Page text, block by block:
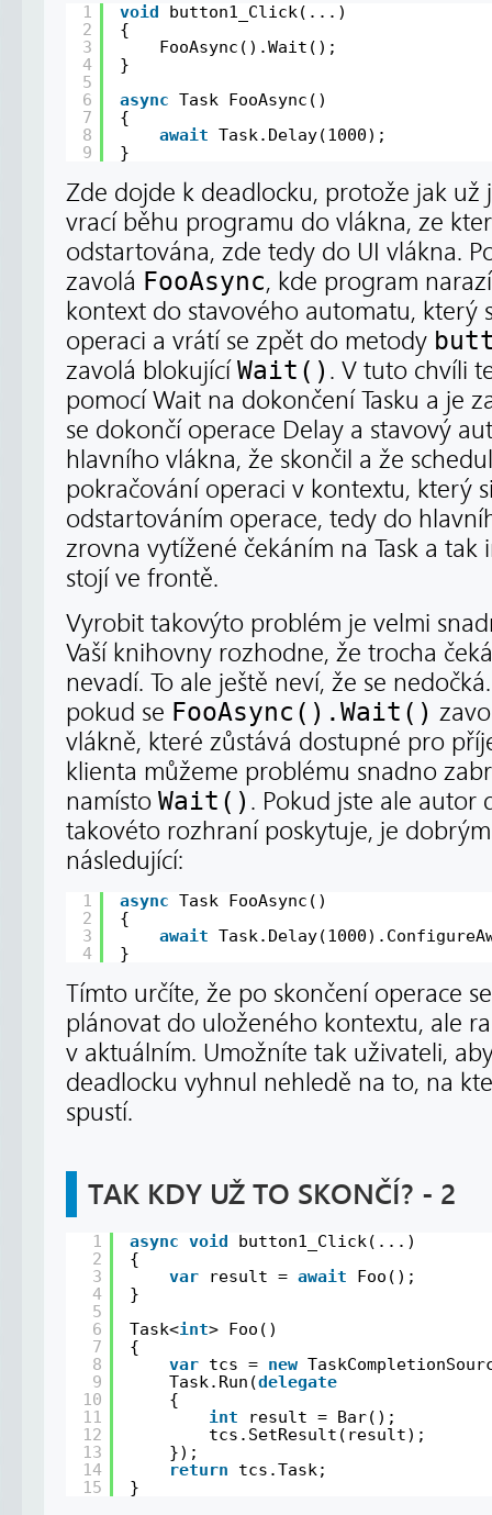
1
2
3
4
5
6
7
8
9
void
button1_Click(...)
{
FooAsync().Wait();
}
async Task FooAsync()
{
await Task.Delay(1000);
}
Zde dojde k deadlocku, protože jak už
vrací běhu programu do vlákna, ze
odstartována, zde tedy do UI vlákna.
zavolá FooAsync, kde program
kontext do stavového automatu, který
operaci a vrátí se zpět do metody
zavolá blokujícíWait() . V tuto chvíli
pomocí Wait na dokončení Tasku a je
se dokončí operace Delay a stavový
hlavního vlákna, že skončil a že
pokračování operaci v kontextu, který
odstartováním operace, tedy do
zrovna vytížené čekáním na Task a
stojí ve frontě.
Vyrobit takovýto problém je velmi
Vaší knihovny rozhodne, že trocha
nevadí. To ale ještě neví, že se
pokud se FooAsync().Wait()
vlákně, které zůstává dostupné pro
klienta můžeme problému snadno
namísto Wait() . Pokud jste ale autor
takovéto rozhraní poskytuje, je
následující:
1
2
3
4
async Task FooAsync()
{
await
}
Tímto určíte, že po skončení operace
plánovat do uloženého kontextu, ale
v aktuálním. Umožníte tak uživateli,
deadlocku vyhnul nehledě na to, na
spustí.
TAK KDY UŽ TO SKONČÍ? - 2
1
2
3
4
5
6
7
8
9
10
11
12
13
14
15
async void
button1_Click(...)
{
var
result = await
Foo();
}
Task<int> Foo()
{
var
tcs = new
Task.Run(delegate
{
int
result = Bar();
tcs.SetResult(result);
});
return
tcs.Task;
}